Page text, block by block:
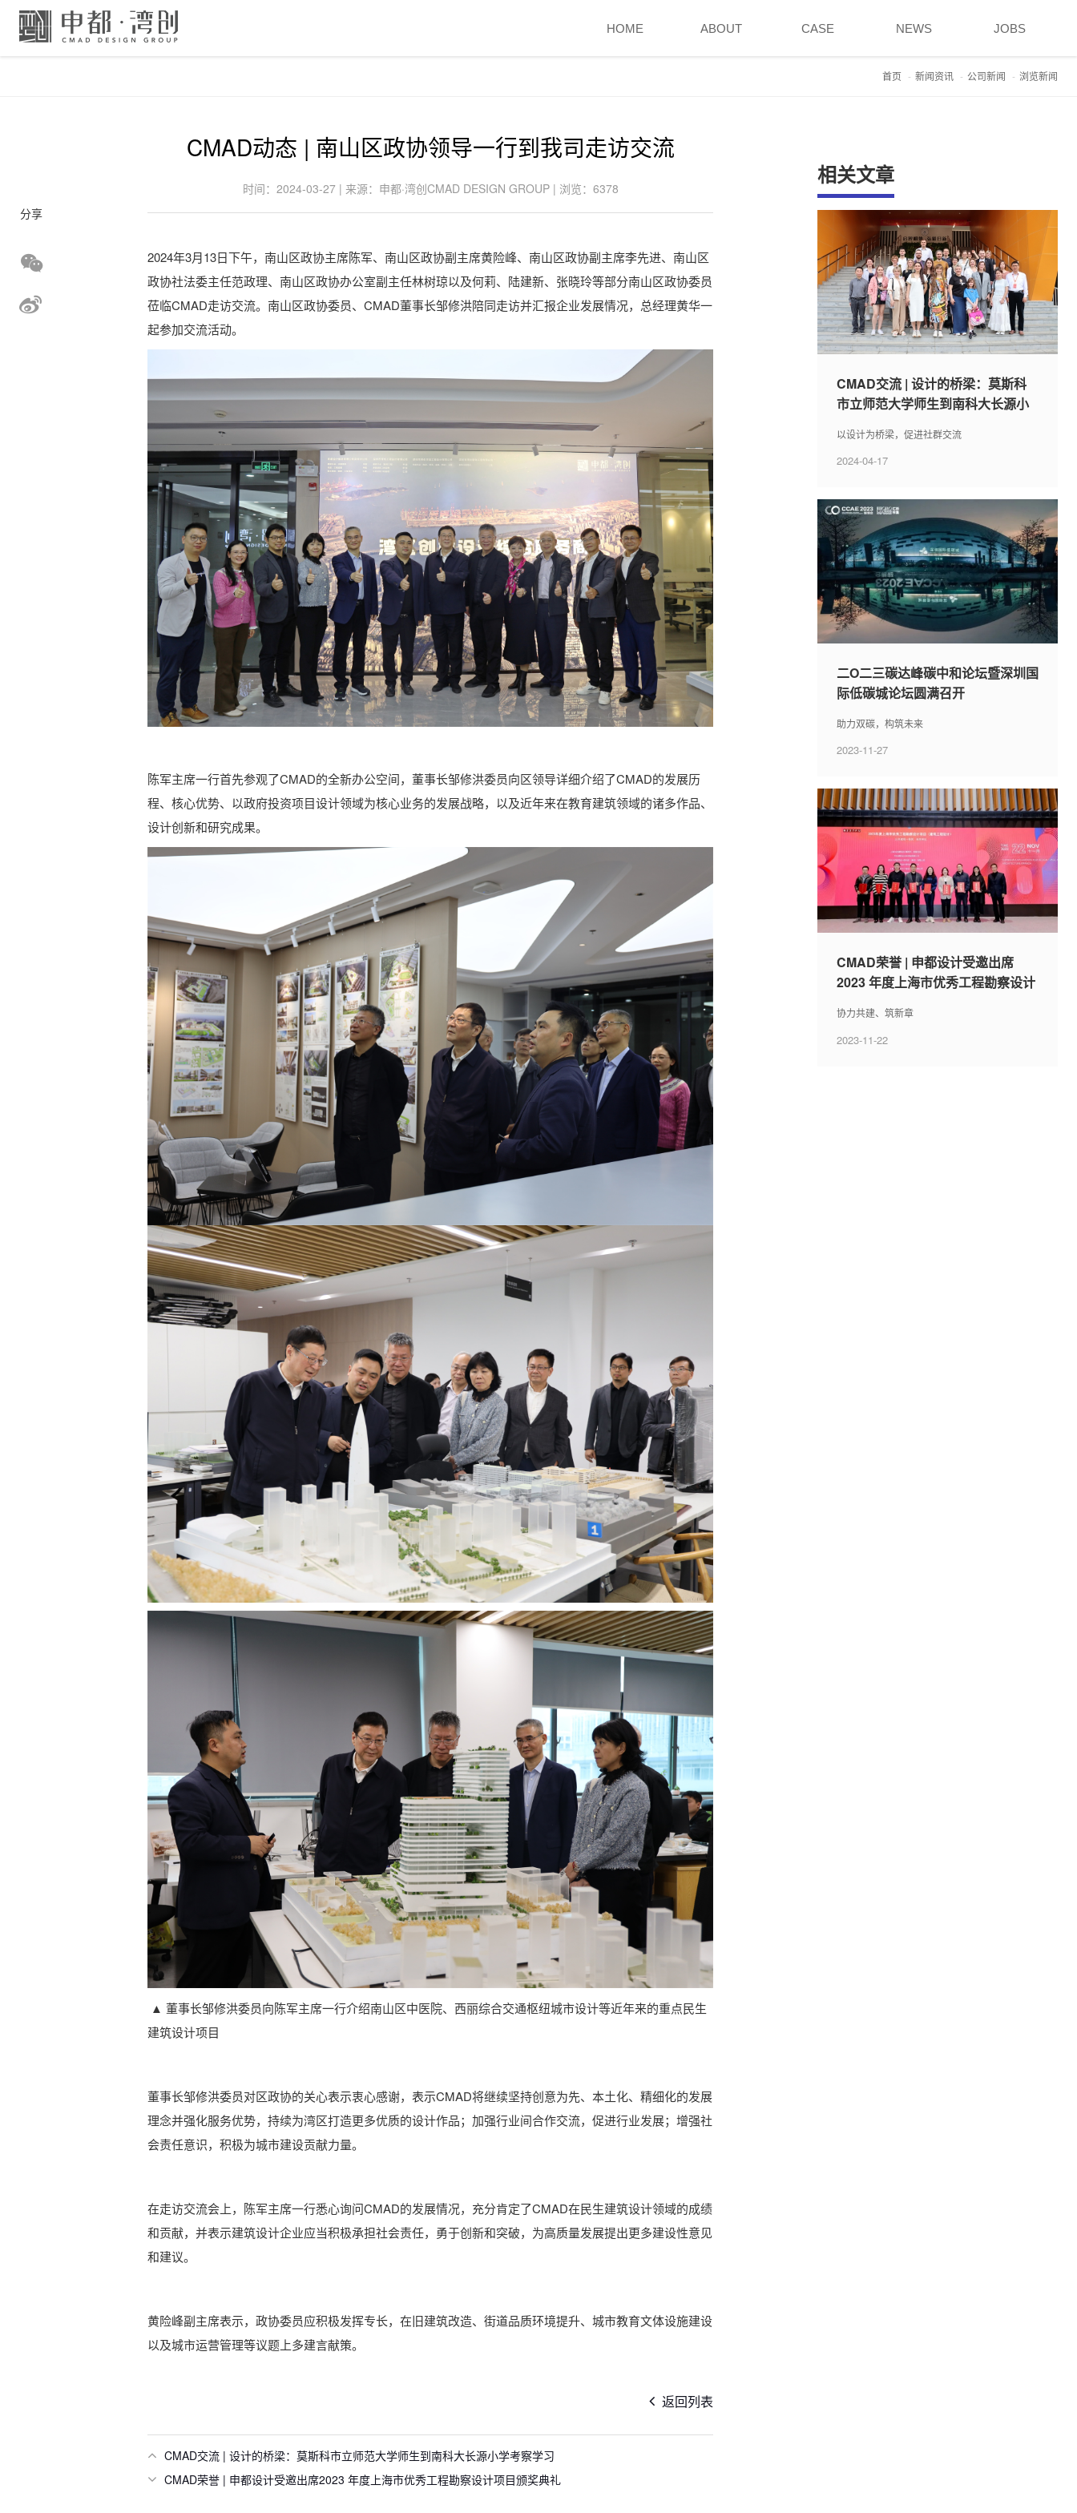
HOME ABOUT CASE NEWS JOBS
首页 新闻资讯 公司新闻 浏览新闻
分享
CMAD动态 | 南山区政协领导一行到我司走访交流
时间：2024-03-27 | 来源：申都·湾创CMAD DESIGN GROUP | 浏览：6378
2024年3月13日下午，南山区政协主席陈军、南山区政协副主席黄险峰、南山区政协副主席李先进、南山区
政协社法委主任范政理、南山区政协办公室副主任林树琼以及何莉、陆建新、张晓玲等部分南山区政协委员
莅临CMAD走访交流。南山区政协委员、CMAD董事长邹修洪陪同走访并汇报企业发展情况，总经理黄华一
起参加交流活动。
陈军主席一行首先参观了CMAD的全新办公空间，董事长邹修洪委员向区领导详细介绍了CMAD的发展历
程、核心优势、以政府投资项目设计领域为核心业务的发展战略，以及近年来在教育建筑领域的诸多作品、
设计创新和研究成果。
▲ 董事长邹修洪委员向陈军主席一行介绍南山区中医院、西丽综合交通枢纽城市设计等近年来的重点民生
建筑设计项目
董事长邹修洪委员对区政协的关心表示衷心感谢，表示CMAD将继续坚持创意为先、本土化、精细化的发展
理念并强化服务优势，持续为湾区打造更多优质的设计作品；加强行业间合作交流，促进行业发展；增强社
会责任意识，积极为城市建设贡献力量。
在走访交流会上，陈军主席一行悉心询问CMAD的发展情况，充分肯定了CMAD在民生建筑设计领域的成绩
和贡献，并表示建筑设计企业应当积极承担社会责任，勇于创新和突破，为高质量发展提出更多建设性意见
和建议。
黄险峰副主席表示，政协委员应积极发挥专长，在旧建筑改造、街道品质环境提升、城市教育文体设施建设
以及城市运营管理等议题上多建言献策。
返回列表
CMAD交流 | 设计的桥梁：莫斯科市立师范大学师生到南科大长源小学考察学习
CMAD荣誉 | 申都设计受邀出席2023 年度上海市优秀工程勘察设计项目颁奖典礼
相关文章
CMAD交流 | 设计的桥梁：莫斯科
市立师范大学师生到南科大长源小
以设计为桥梁，促进社群交流
2024-04-17
二O二三碳达峰碳中和论坛暨深圳国
际低碳城论坛圆满召开
助力双碳，构筑未来
2023-11-27
CMAD荣誉 | 申都设计受邀出席
2023 年度上海市优秀工程勘察设计
协力共建、筑新章
2023-11-22